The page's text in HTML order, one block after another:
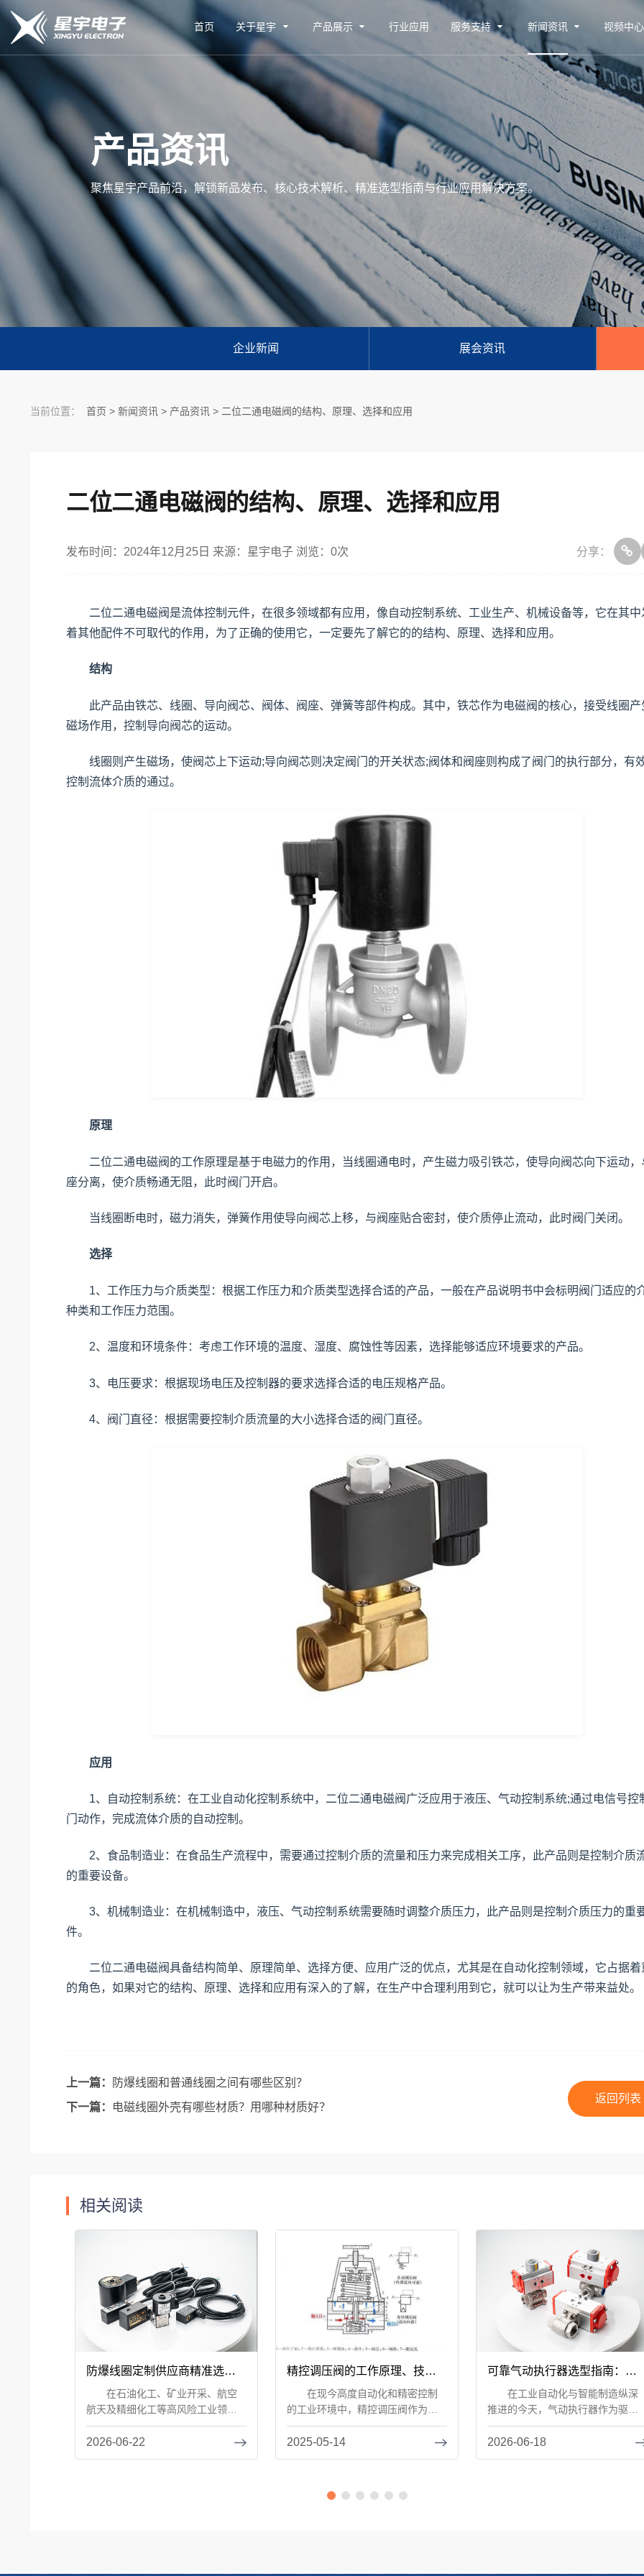
首页 关于星宇 产品展示 行业应用 服务支持 新闻资讯 视频中心
产品资讯
聚焦星宇产品前沿，解锁新品发布、核心技术解析、精准选型指南与行业应用解决方案。
企业新闻 展会资讯
当前位置： 首页 > 新闻资讯 > 产品资讯 > 二位二通电磁阀的结构、原理、选择和应用
二位二通电磁阀的结构、原理、选择和应用
发布时间：2024年12月25日 来源：星宇电子 浏览： 0次 分享：
二位二通电磁阀是流体控制元件，在很多领域都有应用，像自动控制系统、工业生产、机械设备等，它在其中
着其他配件不可取代的作用，为了正确的使用它，一定要先了解它的的结构、原理、选择和应用。
结构
此产品由铁芯、线圈、导向阀芯、阀体、阀座、弹簧等部件构成。其中，铁芯作为电磁阀的核心，接受线圈产
磁场作用，控制导向阀芯的运动。
线圈则产生磁场，使阀芯上下运动;导向阀芯则决定阀门的开关状态;阀体和阀座则构成了阀门的执行部分，有
控制流体介质的通过。
原理
二位二通电磁阀的工作原理是基于电磁力的作用，当线圈通电时，产生磁力吸引铁芯，使导向阀芯向下运动，
座分离，使介质畅通无阻，此时阀门开启。
当线圈断电时，磁力消失，弹簧作用使导向阀芯上移，与阀座贴合密封，使介质停止流动，此时阀门关闭。
选择
1、工作压力与介质类型：根据工作压力和介质类型选择合适的产品，一般在产品说明书中会标明阀门适应的
种类和工作压力范围。
2、温度和环境条件：考虑工作环境的温度、湿度、腐蚀性等因素，选择能够适应环境要求的产品。
3、电压要求：根据现场电压及控制器的要求选择合适的电压规格产品。
4、阀门直径：根据需要控制介质流量的大小选择合适的阀门直径。
应用
1、自动控制系统：在工业自动化控制系统中，二位二通电磁阀广泛应用于液压、气动控制系统;通过电信号控
门动作，完成流体介质的自动控制。
2、食品制造业：在食品生产流程中，需要通过控制介质的流量和压力来完成相关工序，此产品则是控制介质
的重要设备。
3、机械制造业：在机械制造中，液压、气动控制系统需要随时调整介质压力，此产品则是控制介质压力的重
件。
二位二通电磁阀具备结构简单、原理简单、选择方便、应用广泛的优点，尤其是在自动化控制领域，它占据着
的角色，如果对它的结构、原理、选择和应用有深入的了解，在生产中合理利用到它，就可以让为生产带来益处。
上一篇：
防爆线圈和普通线圈之间有哪些区别？
下一篇：
电磁线圈外壳有哪些材质？用哪种材质好？
返回列表
相关阅读
防爆线圈定制供应商精准选择
指南（2026版）
在石油化工、矿业开采、航空
航天及精细化工等高风险工业领
域，防爆线圈作为电磁阀...
2026-06-22
精控调压阀的工作原理、技术
特点及行业应用
在现今高度自动化和精密控制
的工业环境中，精控调压阀作为关
键控制元件，扮演着无...
2025-05-14
可靠气动执行器选型指南：为
何星宇电子备受青睐？
在工业自动化与智能制造纵深
推进的今天，气动执行器作为驱动
与控制的核心部件，其...
2026-06-18